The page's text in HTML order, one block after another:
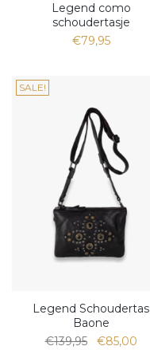
Legend como
schoudertasje
€79,95
SALE!
Legend Schoudertas
Baone
€139,95
€85,00